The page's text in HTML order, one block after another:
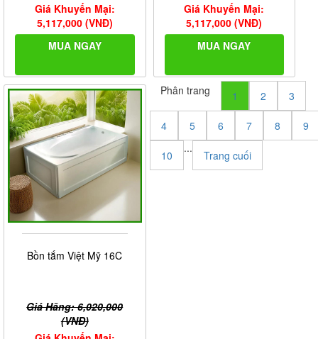
Giá Khuyến Mại:
5,117,000 (VNĐ)
MUA NGAY
Giá Khuyến Mại:
5,117,000 (VNĐ)
MUA NGAY
Bồn tắm Việt Mỹ 16C
Giá Hãng: 6,020,000
(VNĐ)
Phân trang 1 2 3
4 5 6 7 8 9
10
...
Trang cuối